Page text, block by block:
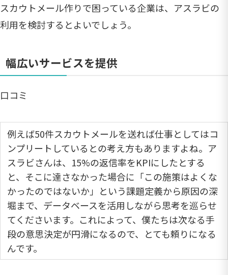
スカウトメール作りで困っている企業は、アスラビの
利用を検討するとよいでしょう。
幅広いサービスを提供
口コミ
例えば50件スカウトメールを送れば仕事としてはコ
ンプリートしているとの考え方もありますよね。ア
スラビさんは、15%の返信率をKPIにしたとする
と、そこに達さなかった場合に「この施策はよくな
かったのではないか」という課題定義から原因の深
堀まで、データベースを活用しながら思考を巡らせ
てくださいます。これによって、僕たちは次なる手
段の意思決定が円滑になるので、とても頼りになる
んです。